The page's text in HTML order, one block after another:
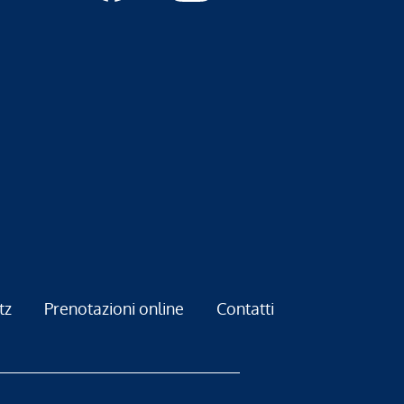
Prenotazioni online Contatti